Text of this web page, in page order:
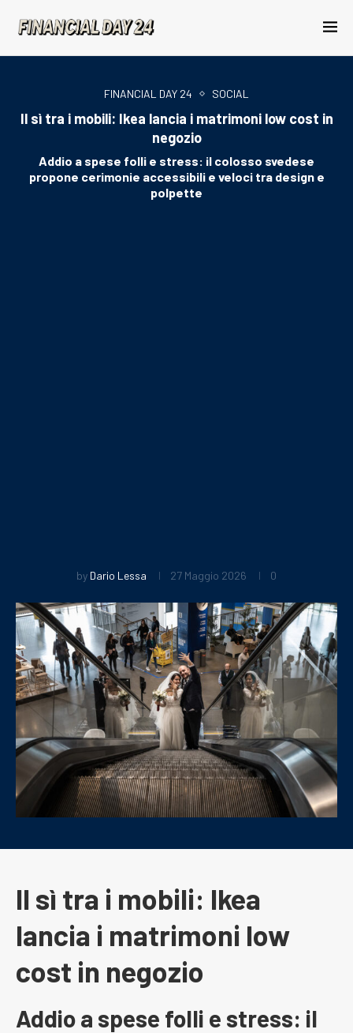
FINANCIAL DAY 24 SOCIAL
Il sì tra i mobili: Ikea lancia i matrimoni low cost in
negozio
Addio a spese folli e stress: il colosso svedese
propone cerimonie accessibili e veloci tra design e
polpette
by Dario Lessa 27 Maggio 2026 0
Il sì tra i mobili: Ikea
lancia i matrimoni low
cost in negozio
Addio a spese folli e stress: il